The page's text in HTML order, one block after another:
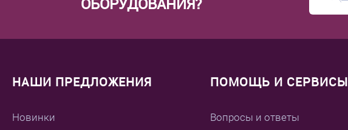
ОБОРУДОВАНИЯ?
НАШИ ПРЕДЛОЖЕНИЯ
Новинки
ПОМОЩЬ И СЕРВИСЫ
Вопросы и ответы